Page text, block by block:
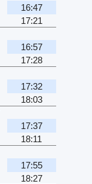
16:47
17:21
16:57
17:28
17:32
18:03
17:37
18:11
17:55
18:27